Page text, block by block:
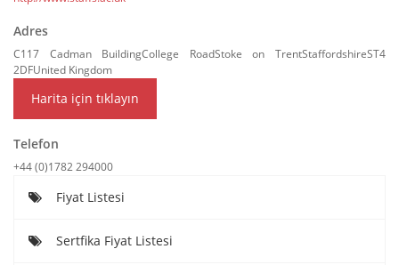
Adres
C117 Cadman BuildingCollege RoadStoke on TrentStaffordshireST4
2DFUnited Kingdom
Harita için tıklayın
Telefon
+44 (0)1782 294000
Fiyat Listesi
Sertfika Fiyat Listesi